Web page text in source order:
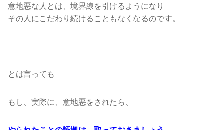
意地悪な人とは、境界線を引けるようになり
その人にこだわり続けることもなくなるのです。
とは言っても
もし、実際に、意地悪をされたら、